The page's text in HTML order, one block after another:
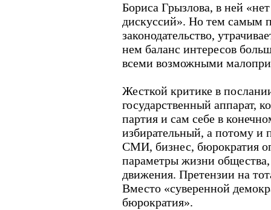
Бориса Грызлова, в ней
дискуссий». Но тем самым
законодательство,
нем баланс интересов
всеми возможными
Жесткой критике в
государственный аппарат,
партия и сам себе в
избирательный, а потому и
СМИ, бизнес, бюрократия
параметры жизни
движения. Претензии на
Вместо «суверенной
бюрократия».